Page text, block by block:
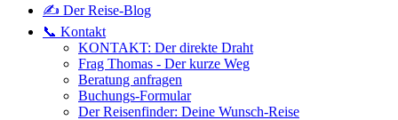
✍️ Der Reise-Blog
📞 Kontakt
KONTAKT: Der direkte Draht
Frag Thomas - Der kurze Weg
Beratung anfragen
Buchungs-Formular
Der Reisenfinder: Deine Wunsch-Reise